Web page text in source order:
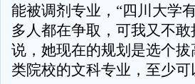
能被调剂专业，“四川大学
多人都在争取，可我又不
说，她现在的规划是选个
类院校的文科专业，至少